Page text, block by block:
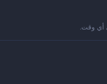
أي وقت.